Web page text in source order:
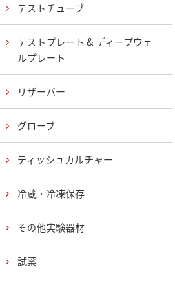
テストチューブ
テストプレート & ディープウェ
ルプレート
リザーバー
グローブ
ティッシュカルチャー
冷蔵・冷凍保存
その他実験器材
試薬